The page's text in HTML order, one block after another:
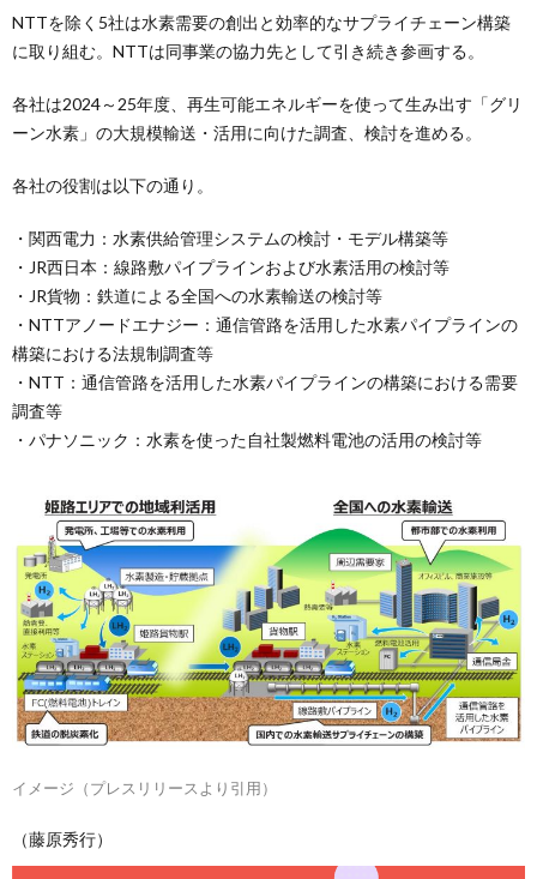
NTTを除く5社は水素需要の創出と効率的なサプライチェーン構築
に取り組む。NTTは同事業の協力先として引き続き参画する。
各社は2024～25年度、再生可能エネルギーを使って生み出す「グリ
ーン水素」の大規模輸送・活用に向けた調査、検討を進める。
各社の役割は以下の通り。
・関西電力：水素供給管理システムの検討・モデル構築等
・JR西日本：線路敷パイプラインおよび水素活用の検討等
・JR貨物：鉄道による全国への水素輸送の検討等
・NTTアノードエナジー：通信管路を活用した水素パイプラインの
構築における法規制調査等
・NTT：通信管路を活用した水素パイプラインの構築における需要
調査等
・パナソニック：水素を使った自社製燃料電池の活用の検討等
イメージ（プレスリリースより引用）
（藤原秀行）